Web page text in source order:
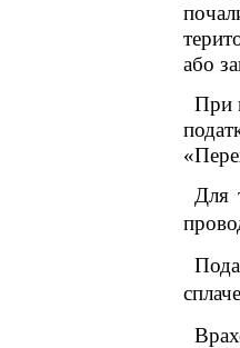
або
При
Для